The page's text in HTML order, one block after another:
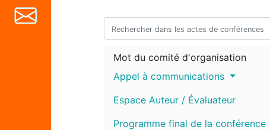
Mot du comité d'organisation
Appel à communications
Espace Auteur / Évaluateur
Programme final de la conférence